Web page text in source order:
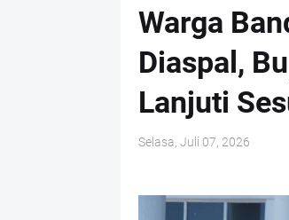
Warga
Diaspal,
Lanjuti
Selasa, Juli 07, 2026